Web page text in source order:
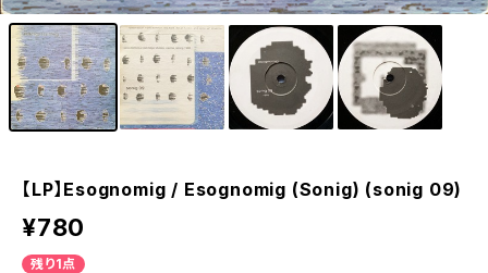
【LP】Esognomig / Esognomig (Sonig) (sonig 09)
¥780
残り1点